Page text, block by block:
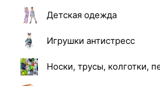
Детская одежда
Игрушки антистресс
Носки, трусы, колготки,